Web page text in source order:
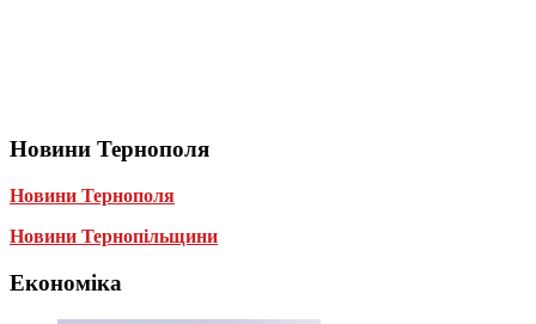
Новини Тернополя
Новини Тернополя
Новини Тернопільщини
Економіка